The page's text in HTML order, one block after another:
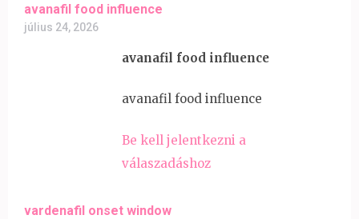
avanafil food influence
július 24, 2026
avanafil food influence
avanafil food influence
Be kell jelentkezni a
válaszadáshoz
vardenafil onset window